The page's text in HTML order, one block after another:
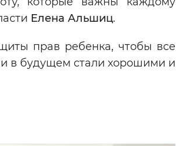
Елена Альшиц.
прав ребенка, чтобы все
в будущем стали хорошими и